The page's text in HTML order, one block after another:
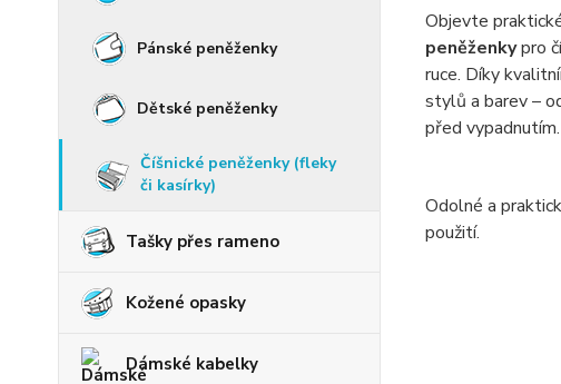
Pánské peněženky
Dětské peněženky
Číšnické peněženky (fleky
či kasírky)
Tašky přes rameno
Kožené opasky
Dámské kabelky
Objevte
peněženkypro
ruce. Díky
stylů a barev –
před
Odolné a
použití.